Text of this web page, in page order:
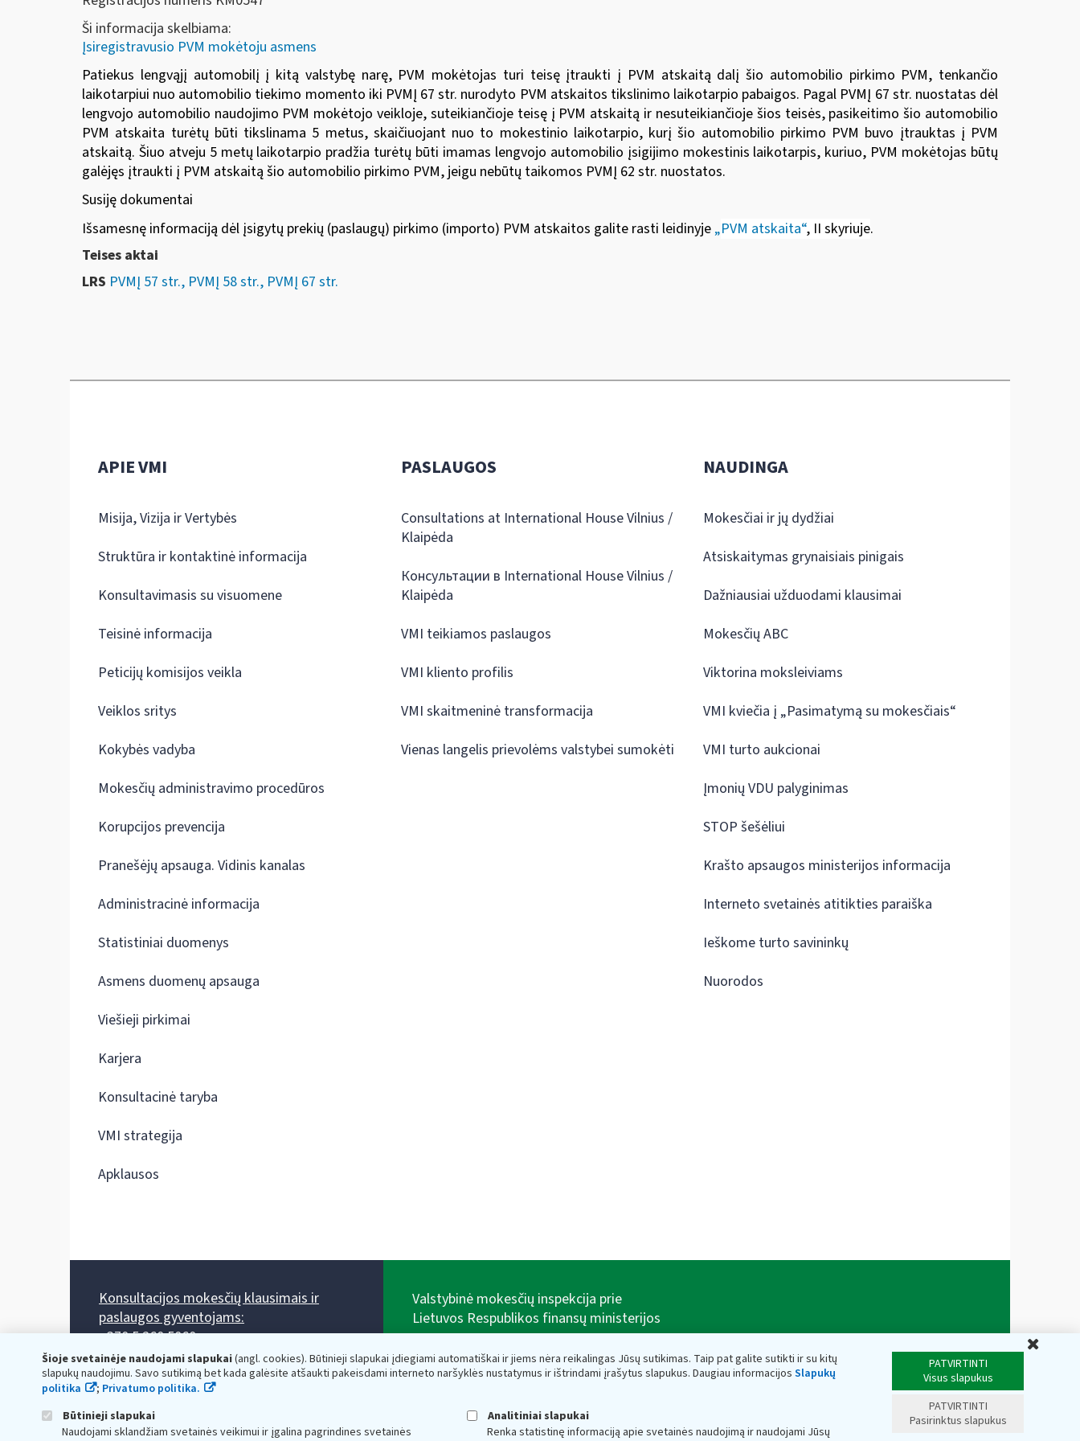
Ši informacija skelbiama:
Įsiregistravusio PVM mokėtoju asmens
Patiekus lengvąjį automobilį į kitą valstybę narę, PVM mokėtojas turi teisę įtraukti į PVM atskaitą dalį šio automobilio pirkimo PVM, tenkančio
laikotarpiui nuo automobilio tiekimo momento iki PVMĮ 67 str. nurodyto PVM atskaitos tikslinimo laikotarpio pabaigos. Pagal PVMĮ 67 str. nuostatas dėl
lengvojo automobilio naudojimo PVM mokėtojo veikloje, suteikiančioje teisę į PVM atskaitą ir nesuteikiančioje šios teisės, pasikeitimo šio automobilio
PVM atskaita turėtų būti tikslinama 5 metus, skaičiuojant nuo to mokestinio laikotarpio, kurį šio automobilio pirkimo PVM buvo įtrauktas į PVM
atskaitą. Šiuo atveju 5 metų laikotarpio pradžia turėtų būti imamas lengvojo automobilio įsigijimo mokestinis laikotarpis, kuriuo, PVM mokėtojas būtų
galėjęs įtraukti į PVM atskaitą šio automobilio pirkimo PVM, jeigu nebūtų taikomos PVMĮ 62 str. nuostatos.
Susiję dokumentai
Išsamesnę informaciją dėl įsigytų prekių (paslaugų) pirkimo (importo) PVM atskaitos galite rasti leidinyje „PVM atskaita“, II skyriuje.
Teises aktai
LRS PVMĮ 57 str., PVMĮ 58 str., PVMĮ 67 str.
Šioje svetainėje naudojami slapukai(angl. cookies). Būtinieji slapukai įdiegiami automatiškai ir jiems nėra reikalingas Jūsų sutikimas. Taip pat galite sutikti ir su kitų
slapukų naudojimu. Savo sutikimą bet kada galėsite atšaukti pakeisdami interneto naršyklės nustatymus ir ištrindami įrašytus slapukus. Daugiau informacijos Slapukų
politika
; Privatumo politika.
Būtinieji slapukai
Naudojami sklandžiam svetainės veikimui ir įgalina pagrindines svetainės
Analitiniai slapukai
Renka statistinę informaciją apie svetainės naudojimą ir naudojami Jūsų
PATVIRTINTI
Visus slapukus
PATVIRTINTI
Pasirinktus slapukus
APIE VMI
Misija, Vizija ir Vertybės
Struktūra ir kontaktinė informacija
Konsultavimasis su visuomene
Teisinė informacija
Peticijų komisijos veikla
Veiklos sritys
Kokybės vadyba
Mokesčių administravimo procedūros
Korupcijos prevencija
Pranešėjų apsauga. Vidinis kanalas
Administracinė informacija
Statistiniai duomenys
Asmens duomenų apsauga
Viešieji pirkimai
Karjera
Konsultacinė taryba
VMI strategija
Apklausos
PASLAUGOS
Consultations at International House Vilnius /
Klaipėda
Консультации в International House Vilnius /
Klaipėda
VMI teikiamos paslaugos
VMI kliento profilis
VMI skaitmeninė transformacija
Vienas langelis prievolėms valstybei sumokėti
NAUDINGA
Mokesčiai ir jų dydžiai
Atsiskaitymas grynaisiais pinigais
Dažniausiai užduodami klausimai
Mokesčių ABC
Viktorina moksleiviams
VMI kviečia į „Pasimatymą su mokesčiais“
VMI turto aukcionai
Įmonių VDU palyginimas
STOP šešėliui
Krašto apsaugos ministerijos informacija
Interneto svetainės atitikties paraiška
Ieškome turto savininkų
Nuorodos
Konsultacijos mokesčių klausimais ir
paslaugos gyventojams:
+370 5 260 5060
Darbo laikas: I-IV 8.00-17.00, V 8.00-15.45.
Prieššventinę dieną - viena valanda trumpiau.
Kiekvieno mėnesio antrą penktadienį 8.00 val. - 12.00 val.
Valstybinė mokesčių inspekcija prie
Lietuvos Respublikos finansų ministerijos
adresas: Vasario 16-osios g. 14, 01107 Vilnius, Lietuva,
el.paštas:vmi@vmi.lt, E. pristatymo dėžutės adresas
Lietuvos Respublikos finansų ministerijos kaupiami ir
saugomi Juridinių asmenų registre